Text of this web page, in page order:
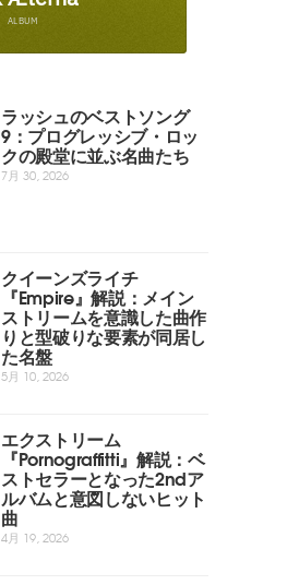
ラッシュのベストソング
9：プログレッシブ・ロッ
クの殿堂に並ぶ名曲たち
7月 30, 2026
クイーンズライチ
『Empire』解説：メイン
ストリームを意識した曲作
りと型破りな要素が同居し
た名盤
5月 10, 2026
エクストリーム
『Pornograffitti』解説：ベ
ストセラーとなった2ndア
ルバムと意図しないヒット
曲
4月 19, 2026